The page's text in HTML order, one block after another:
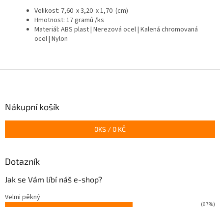
Velikost: 7,60 x 3,20 x 1,70 (cm)
Hmotnost: 17 gramů /ks
Materiál: ABS plast | Nerezová ocel | Kalená chromovaná
ocel | Nylon
Nákupní košík
0KS / 0 KČ
Dotazník
Jak se Vám líbí náš e-shop?
Velmi pěkný
(67%)